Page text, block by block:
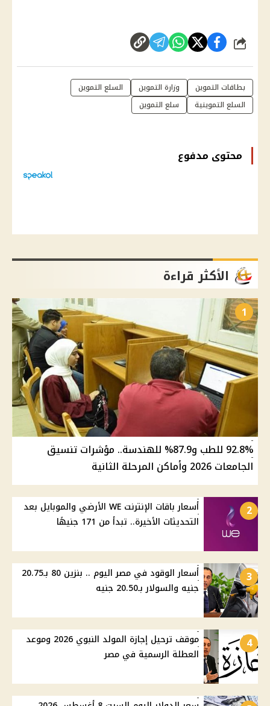
شارك
بطاقات التموين وزارة التموين
السلع التموين
السلع التموينية
سلع التموين
محتوى مدفوع
الأكثر قراءة
1
92.8% للطب و87.9% للهندسة.. مؤشرات تنسيق
الجامعات 2026 وأماكن المرحلة الثانية
2
أسعار باقات الإنترنت WE الأرضي والموبايل بعد
التحديثات الأخيرة.. تبدأ من 171 جنيهًا
3
أسعار الوقود في مصر اليوم .. بنزين 80 بـ20.75
جنيه والسولار بـ20.50 جنيه
4
موقف ترحيل إجازة المولد النبوي 2026 وموعد
العطلة الرسمية في مصر